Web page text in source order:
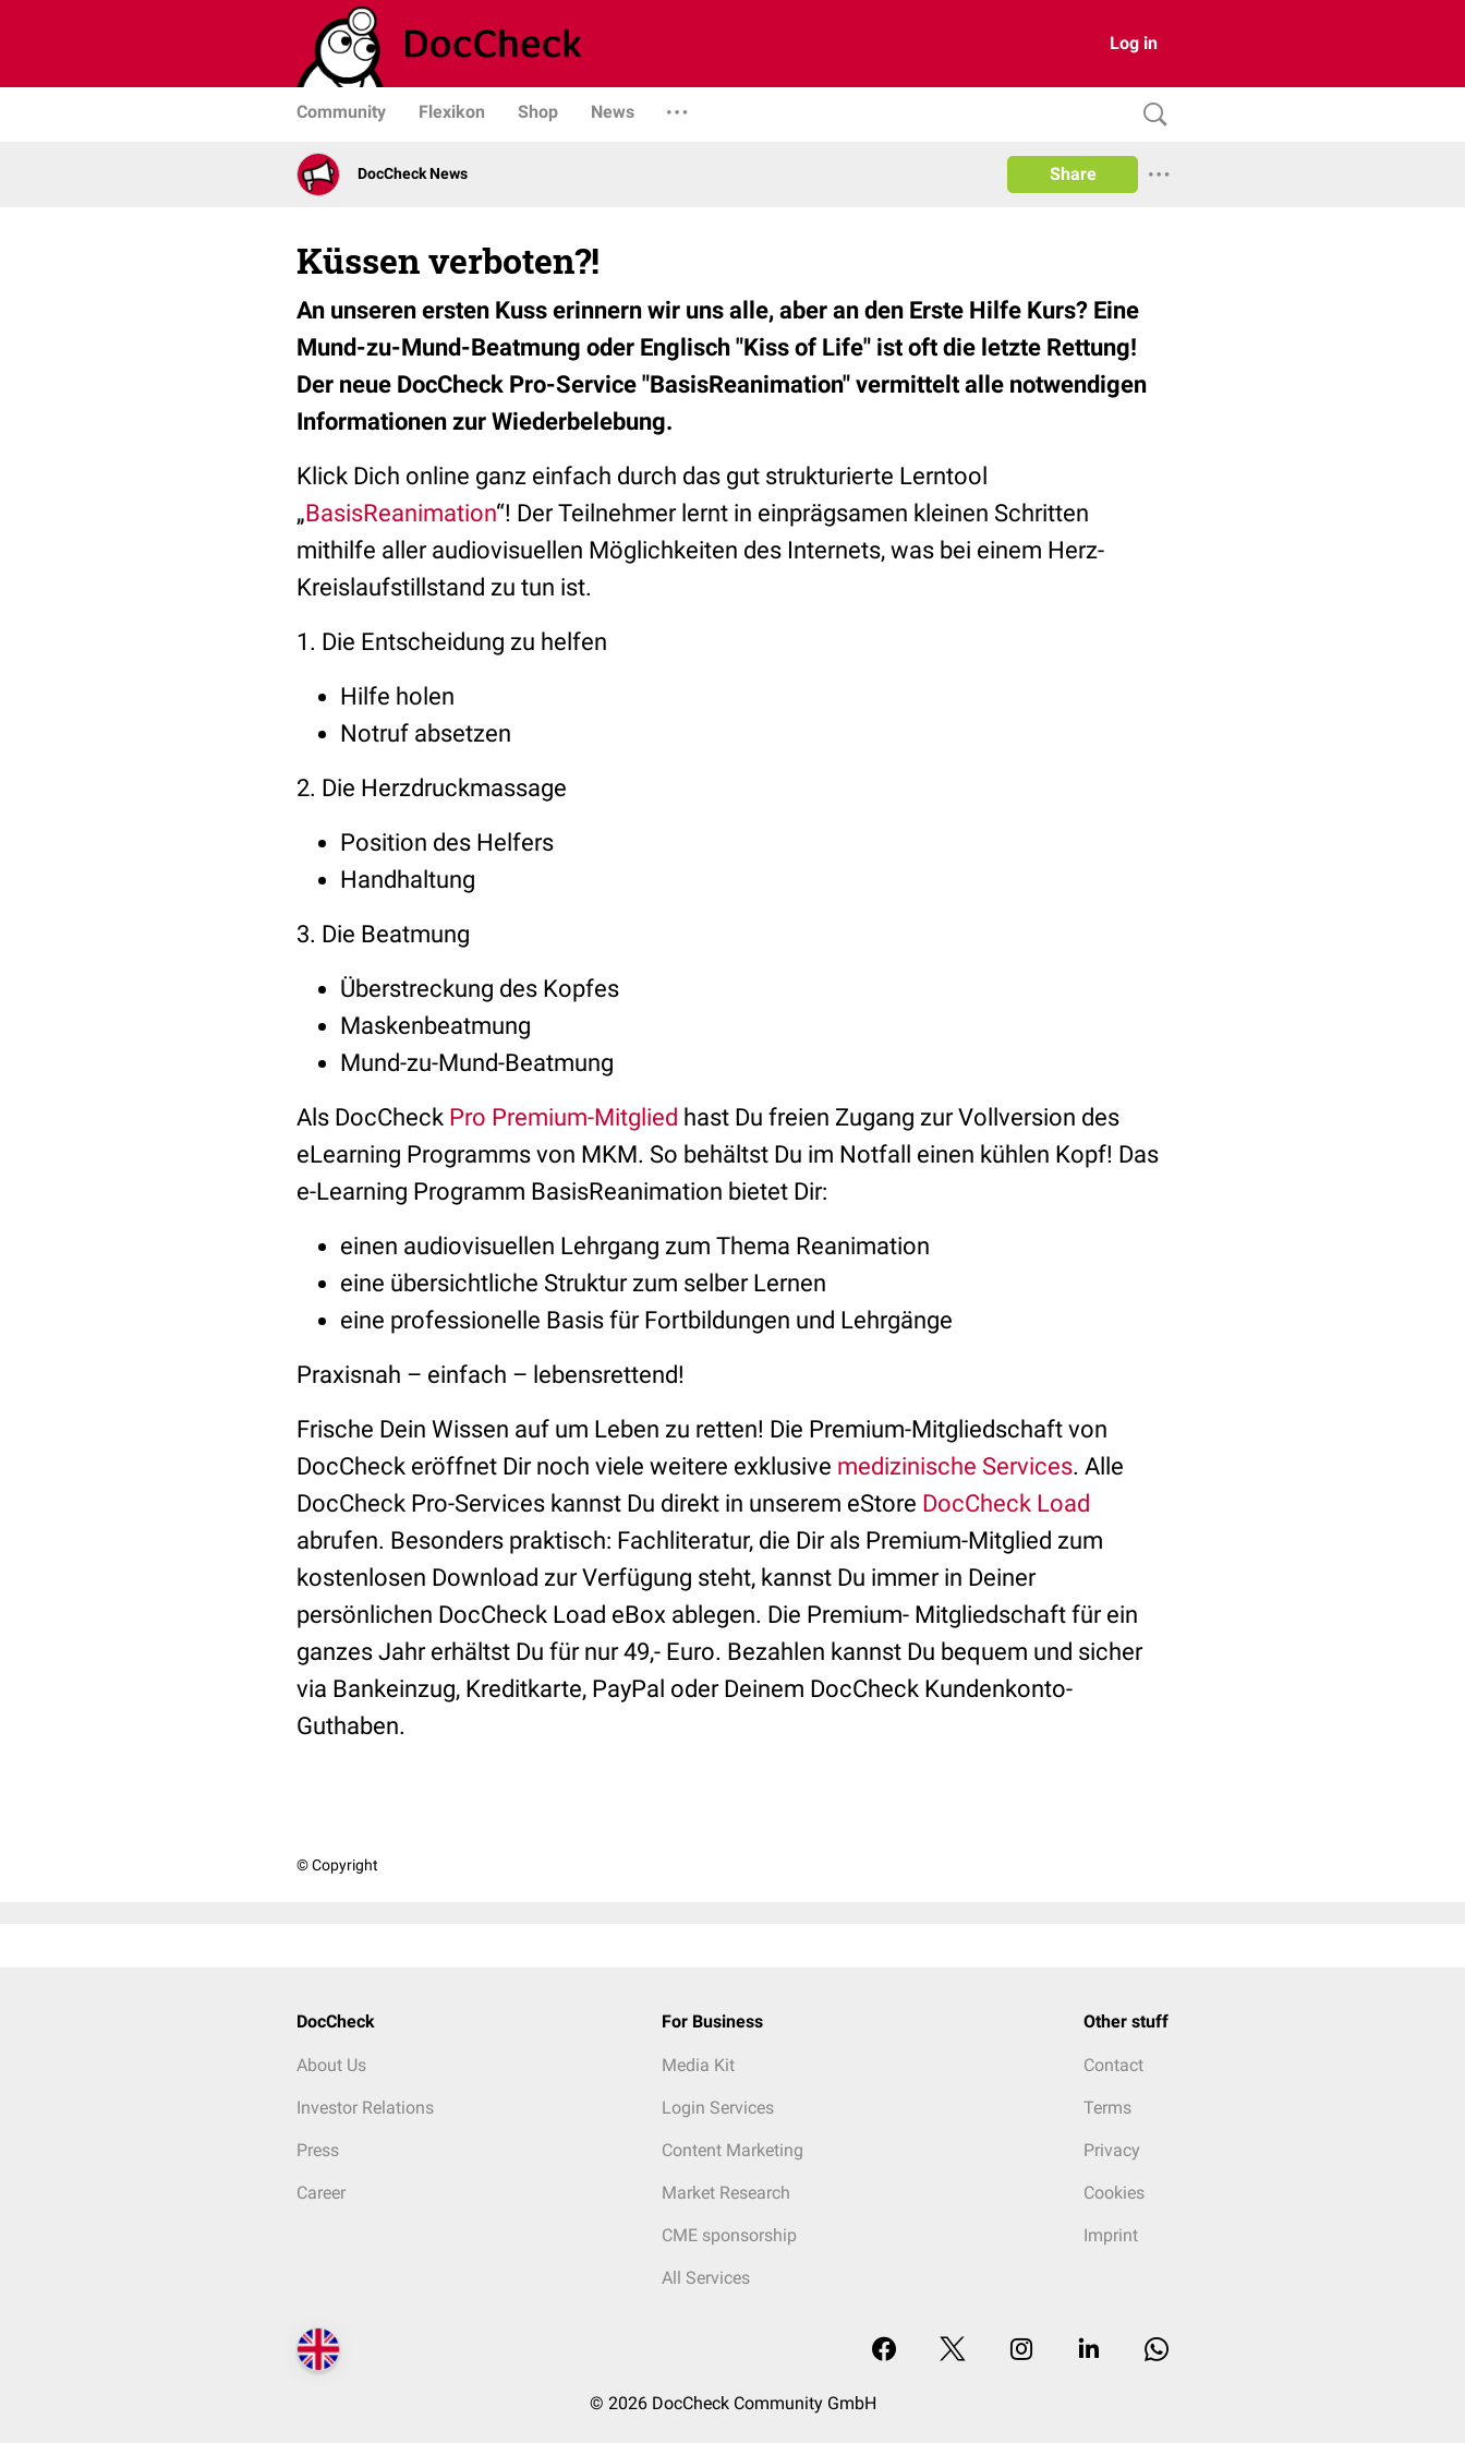
Log in
Community Flexikon Shop News
DocCheck News Share
Küssen verboten?!
An unseren ersten Kuss erinnern wir uns alle, aber an den Erste Hilfe Kurs? Eine
Mund-zu-Mund-Beatmung oder Englisch "Kiss of Life" ist oft die letzte Rettung!
Der neue DocCheck Pro-Service "BasisReanimation" vermittelt alle notwendigen
Informationen zur Wiederbelebung.
Klick Dich online ganz einfach durch das gut strukturierte Lerntool
„BasisReanimation“! Der Teilnehmer lernt in einprägsamen kleinen Schritten
mithilfe aller audiovisuellen Möglichkeiten des Internets, was bei einem Herz-
Kreislaufstillstand zu tun ist.
1. Die Entscheidung zu helfen
Hilfe holen
Notruf absetzen
2. Die Herzdruckmassage
Position des Helfers
Handhaltung
3. Die Beatmung
Überstreckung des Kopfes
Maskenbeatmung
Mund-zu-Mund-Beatmung
Als DocCheck Pro Premium-Mitglied hast Du freien Zugang zur Vollversion des
eLearning Programms von MKM. So behältst Du im Notfall einen kühlen Kopf! Das
e-Learning Programm BasisReanimation bietet Dir:
einen audiovisuellen Lehrgang zum Thema Reanimation
eine übersichtliche Struktur zum selber Lernen
eine professionelle Basis für Fortbildungen und Lehrgänge
Praxisnah – einfach – lebensrettend!
Frische Dein Wissen auf um Leben zu retten! Die Premium-Mitgliedschaft von
DocCheck eröffnet Dir noch viele weitere exklusive medizinische Services. Alle
DocCheck Pro-Services kannst Du direkt in unserem eStore DocCheck Load
abrufen. Besonders praktisch: Fachliteratur, die Dir als Premium-Mitglied zum
kostenlosen Download zur Verfügung steht, kannst Du immer in Deiner
persönlichen DocCheck Load eBox ablegen. Die Premium- Mitgliedschaft für ein
ganzes Jahr erhältst Du für nur 49,- Euro. Bezahlen kannst Du bequem und sicher
via Bankeinzug, Kreditkarte, PayPal oder Deinem DocCheck Kundenkonto-
Guthaben.
© Copyright
DocCheck
About Us
Investor Relations
Press
Career
For Business
Media Kit
Login Services
Content Marketing
Market Research
CME sponsorship
All Services
Other stuff
Contact
Terms
Privacy
Cookies
Imprint
© 2026 DocCheck Community GmbH